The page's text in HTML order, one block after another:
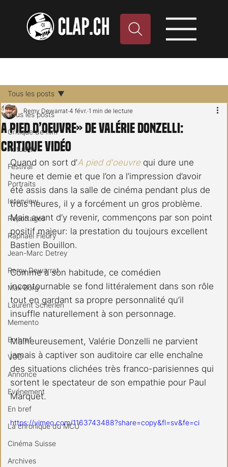
Tous les posts
Critique de film
Actualité
Festival
Portraits
Interview
Reportages
Raphael Fleury
Jean-Marc Detrey
Remy Dewarrat
Max Borg
Laurent Scherlen
Memento
En bref
VOD
Annonce
Evénement
En bref
La chronique du MCU
Cinéma Suisse
Archives
Tous les posts
A pied d’oeuvre» de Valérie Donzelli:
critique vidéo
Remy Dewarrat 4 févr. 1 min de lecture
Quand on sort d’A pied d'oeuvre qui dure une
heure et demie et que l’on a l’impression d’avoir
été assis dans la salle de cinéma pendant plus de
trois heures, il y a forcément un gros problème.
Mais avant d’y revenir, commençons par son point
positif majeur: la prestation du toujours excellent
Bastien Bouillon.
Comme à son habitude, ce comédien
incontournable se fond littéralement dans son rôle
tout en gardant sa propre personnalité qu’il
insuffle naturellement à son personnage.
Malheureusement, Valérie Donzelli ne parvient
jamais à captiver son auditoire car elle enchaîne
des situations clichées très franco-parisiennes qui
sortent le spectateur de son empathie pour Paul
Marquet.
https://vimeo.com/1163743488?share=copy&fl=sv&fe=ci